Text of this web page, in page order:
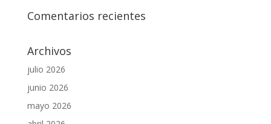
Comentarios recientes
Archivos
julio 2026
junio 2026
mayo 2026